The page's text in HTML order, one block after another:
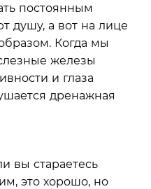
постоянным
душу, а вот на лице
Когда мы
железы
и глаза
дренажная
вы стараетесь
это хорошо, но